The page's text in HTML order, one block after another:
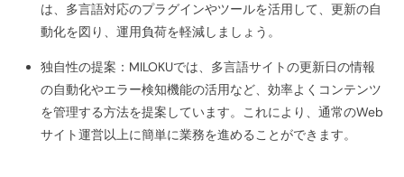
は、多言語対応のプラグインやツールを活用して、更新の自
動化を図り、運用負荷を軽減しましょう。
独自性の提案：MILOKUでは、多言語サイトの更新日の情報
の自動化やエラー検知機能の活用など、効率よくコンテンツ
を管理する方法を提案しています。これにより、通常のWeb
サイト運営以上に簡単に業務を進めることができます。